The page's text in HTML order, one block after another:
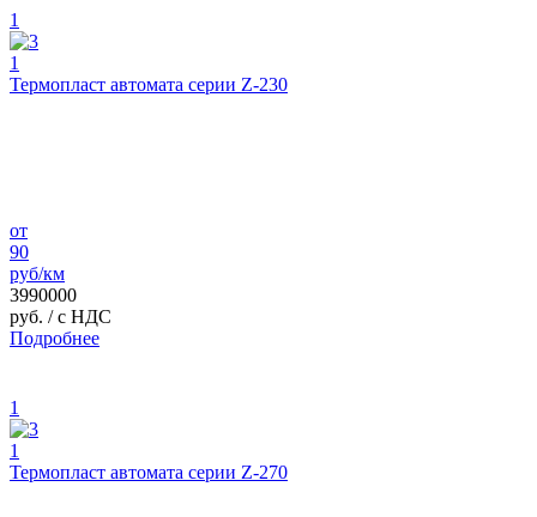
1
1
Термопласт автомата серии Z-230
от
90
руб/км
3990000
руб. / с НДС
Подробнее
1
1
Термопласт автомата серии Z-270